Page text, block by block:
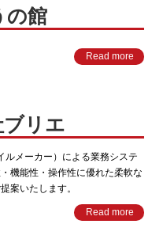
の館
Read more
リエ
ルメーカー）による業務システ
機能性・操作性に優れた柔軟な
案いたします。
Read more